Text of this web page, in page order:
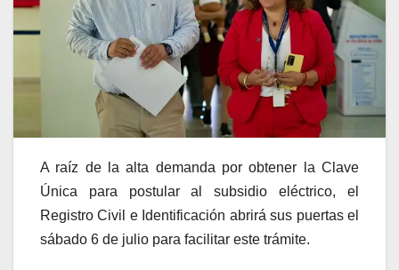
A raíz de la alta demanda por obtener la Clave
Única para postular al subsidio eléctrico, el
Registro Civil e Identificación abrirá sus puertas el
sábado 6 de julio para facilitar este trámite.